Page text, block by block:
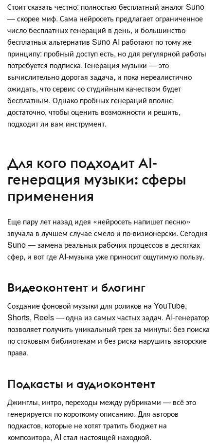
Стоит сказать честно: полностью бесплатный аналог Suno
— скорее миф. Сама нейросеть предлагает ограниченное
число бесплатных генераций в день, и большинство
бесплатных альтернатив Suno AI работают по тому же
принципу: пробный доступ есть, но для регулярной работы
потребуется подписка. Генерация музыки — это
вычислительно дорогая задача, и пока нереалистично
ожидать, что сервис со студийным качеством будет
бесплатным. Однако пробных генераций вполне
достаточно, чтобы оценить возможности и решить,
подходит ли вам инструмент.
Для кого подходит AI-
генерация музыки: сферы
применения
Еще пару лет назад идея «нейросеть напишет песню»
звучала в лучшем случае смело и по-визионерски. Сегодня
Suno — замена реальных рабочих процессов в десятках
сфер, и вот где AI-музыка уже приносит ощутимую пользу.
Видеоконтент и блогинг
Создание фоновой музыки для роликов на YouTube,
Shorts, Reels — одна из самых частых задач. AI-генератор
позволяет получить уникальный трек за минуты: без поиска
по стоковым библиотекам и без риска нарушить авторские
права.
Подкасты и аудиоконтент
Джинглы, интро, переходы между рубриками — всё это
генерируется по короткому описанию. Для авторов
подкастов, которые не хотят тратить бюджет на
композитора, AI стал настоящей находкой.